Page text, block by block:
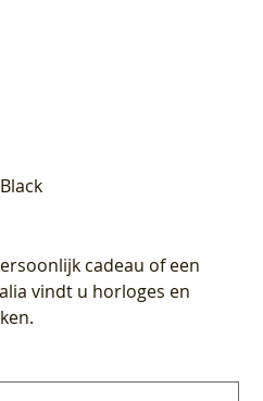
cadeau of een
vindt u horloges en